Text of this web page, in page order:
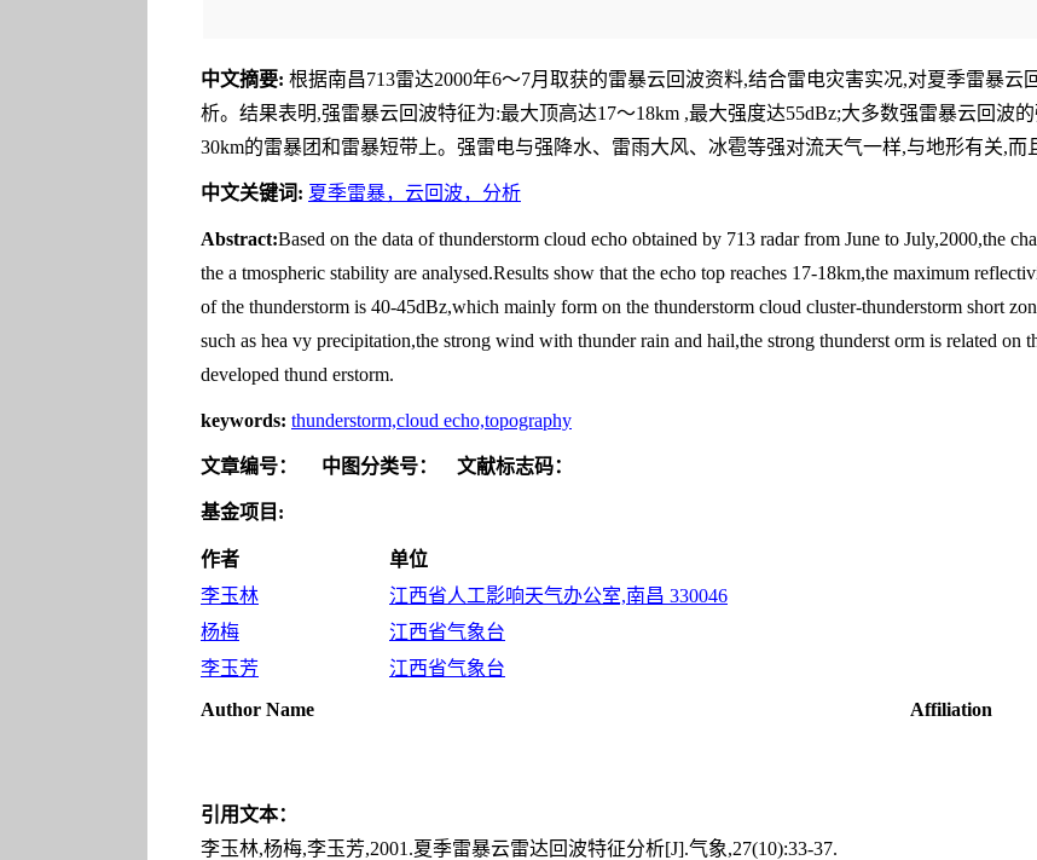
中文摘要: 根据南昌713雷达2000年6～7月取获的雷暴云回波资料,结合雷电灾害实况,对夏季雷暴
析。结果表明,强雷暴云回波特征为:最大顶高达17～18km ,最大强度达55dBz;大多数强雷暴云回波
30km的雷暴团和雷暴短带上。强雷电与强降水、雷雨大风、冰雹等强对流天气一样,与地形有关,而
中文关键词: 夏季雷暴，云回波，分析
Abstract:Based on the data of thunderstorm cloud echo obtained by 713 radar from June to July,2000,the
the a tmospheric stability are analysed.Results show that the echo top reaches 17-18km,the maximum
of the thunderstorm is 40-45dBz,which mainly form on the thunderstorm cloud cluster-thunderstorm short
such as hea vy precipitation,the strong wind with thunder rain and hail,the strong thunderst orm is related on
developed thund erstorm.
keywords: thunderstorm,cloud echo,topography
文章编号： 中图分类号： 文献标志码：
基金项目:
作者
单位
李玉林
江西省人工影响天气办公室,南昌 330046
杨梅
江西省气象台
李玉芳
江西省气象台
Author Name
Affiliation
引用文本：
李玉林,杨梅,李玉芳,2001.夏季雷暴云雷达回波特征分析[J].气象,27(10):33-37.